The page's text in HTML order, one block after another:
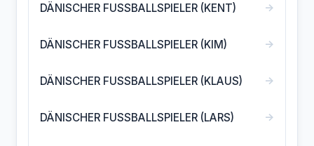
DÄNISCHER FUSSBALLSPIELER (KENT) →
DÄNISCHER FUSSBALLSPIELER (KIM) →
DÄNISCHER FUSSBALLSPIELER (KLAUS) →
DÄNISCHER FUSSBALLSPIELER (LARS) →